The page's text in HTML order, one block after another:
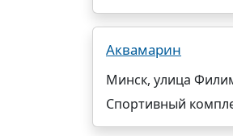
Аквамарин
Минск, улица
Спортивный